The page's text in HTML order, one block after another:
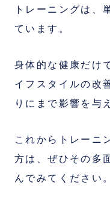
トレーニングは、
ています。
身体的な健康だけ
イフスタイルの改
りにまで影響を与
これからトレーニ
方は、ぜひその多
んでみてください。